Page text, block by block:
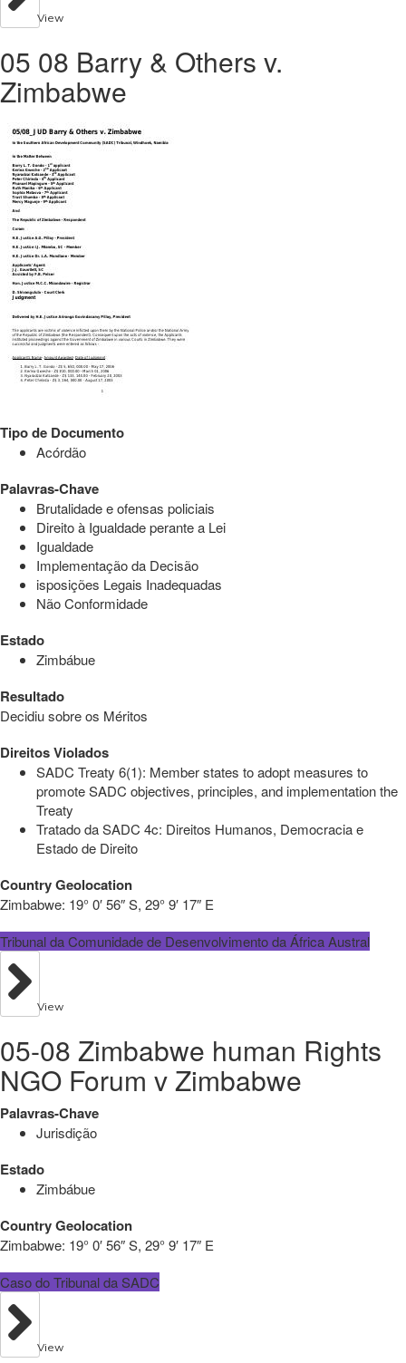
View
05 08 Barry & Others v.
Zimbabwe
Tipo de Documento
Acórdão
Palavras-Chave
Brutalidade e ofensas policiais
Direito à Igualdade perante a Lei
Igualdade
Implementação da Decisão
isposições Legais Inadequadas
Não Conformidade
Estado
Zimbábue
Resultado
Decidiu sobre os Méritos
Direitos Violados
SADC Treaty 6(1): Member states to adopt measures to
promote SADC objectives, principles, and implementation the
Treaty
Tratado da SADC 4c: Direitos Humanos, Democracia e
Estado de Direito
Country Geolocation
Zimbabwe: 19° 0′ 56″ S, 29° 9′ 17″ E
Tribunal da Comunidade de Desenvolvimento da África Austral
View
05-08 Zimbabwe human Rights
NGO Forum v Zimbabwe
Palavras-Chave
Jurisdição
Estado
Zimbábue
Country Geolocation
Zimbabwe: 19° 0′ 56″ S, 29° 9′ 17″ E
Caso do Tribunal da SADC
View